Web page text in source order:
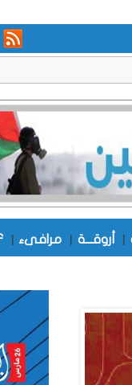
| أروقـــة | مرافىء |